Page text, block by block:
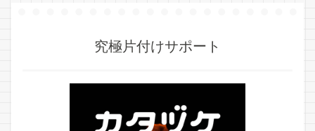
究極片付けサポート